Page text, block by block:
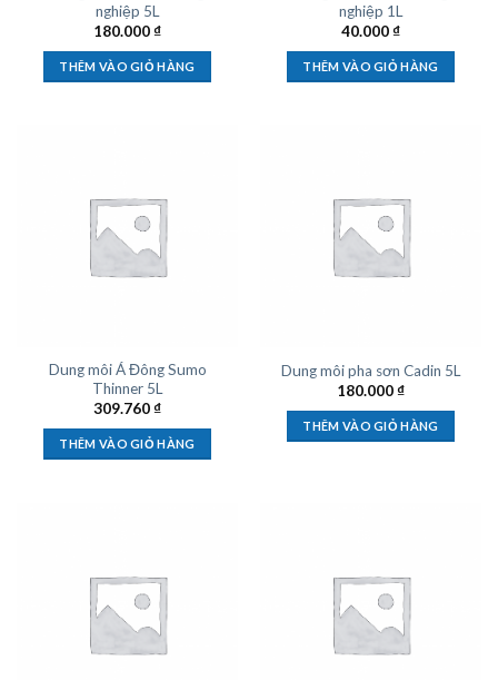
nghiệp 5L
180.000₫
THÊM VÀO GIỎ HÀNG
nghiệp 1L
40.000₫
THÊM VÀO GIỎ HÀNG
Dung môi Á Đông Sumo
Thinner 5L
309.760₫
THÊM VÀO GIỎ HÀNG
Dung môi pha sơn Cadin 5L
180.000₫
THÊM VÀO GIỎ HÀNG